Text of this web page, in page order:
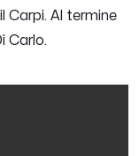
Carpi. Al termine
Carlo.